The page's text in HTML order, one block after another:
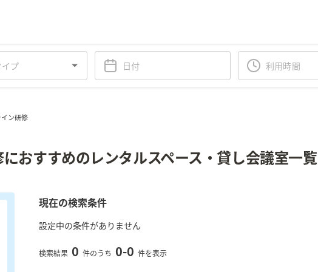
プ
ン研修
おすすめのレンタルスペース・貸し会議室一覧
現在の検索条件
設定中の条件がありません
検索結果 0 件のうち 0-0 件を表示